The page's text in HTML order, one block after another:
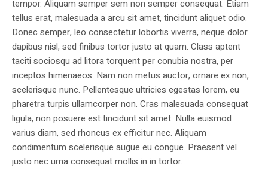
tempor. Aliquam semper sem non semper consequat. Etiam
tellus erat, malesuada a arcu sit amet, tincidunt aliquet odio.
Donec semper, leo consectetur lobortis viverra, neque dolor
dapibus nisl, sed finibus tortor justo at quam. Class aptent
taciti sociosqu ad litora torquent per conubia nostra, per
inceptos himenaeos. Nam non metus auctor, ornare ex non,
scelerisque nunc. Pellentesque ultricies egestas lorem, eu
pharetra turpis ullamcorper non. Cras malesuada consequat
ligula, non posuere est tincidunt sit amet. Nulla euismod
varius diam, sed rhoncus ex efficitur nec. Aliquam
condimentum scelerisque augue eu congue. Praesent vel
justo nec urna consequat mollis in in tortor.